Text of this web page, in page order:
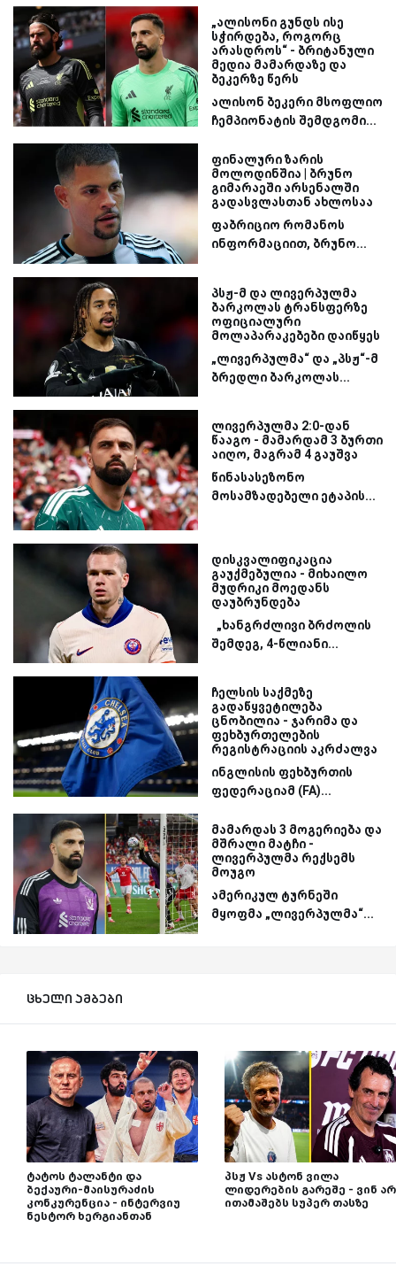
„ალისონი გუნდს ისე
სჭირდება, როგორც
არასდროს“ - ბრიტანული
მედია მამარდაზე და
ბეკერზე წერს
ალისონ ბეკერი მსოფლიო
ჩემპიონატის შემდგომი...
ფინალური ზარის
მოლოდინშია | ბრუნო
გიმარაეში არსენალში
გადასვლასთან ახლოსაა
ფაბრიციო რომანოს
ინფორმაციით, ბრუნო...
პსჟ-მ და ლივერპულმა
ბარკოლას ტრანსფერზე
ოფიციალური
მოლაპარაკებები დაიწყეს
„ლივერპულმა“ და „პსჟ“-მ
ბრედლი ბარკოლას...
ლივერპულმა 2:0-დან
წააგო - მამარდამ 3 ბურთი
აიღო, მაგრამ 4 გაუშვა
წინასასეზონო
მოსამზადებელი ეტაპის...
დისკვალიფიკაცია
გაუქმებულია - მიხაილო
მუდრიკი მოედანს
დაუბრუნდება
„ხანგრძლივი ბრძოლის
შემდეგ, 4-წლიანი...
ჩელსის საქმეზე
გადაწყვეტილება
ცნობილია - ჯარიმა და
ფეხბურთელების
რეგისტრაციის აკრძალვა
ინგლისის ფეხბურთის
ფედერაციამ (FA)...
მამარდას 3 მოგერიება და
მშრალი მატჩი -
ლივერპულმა რექსემს
მოუგო
ამერიკულ ტურნეში
მყოფმა „ლივერპულმა“...
ცხელი ამბები
ტატოს ტალანტი და
ბექაური-მაისურაძის
კონკურენცია - ინტერვიუ
ნესტორ ხერგიანთან
პსჟ Vs ასტონ ვილა
ლიდერების გარეშე - ვინ არ
ითამაშებს სუპერ თასზე